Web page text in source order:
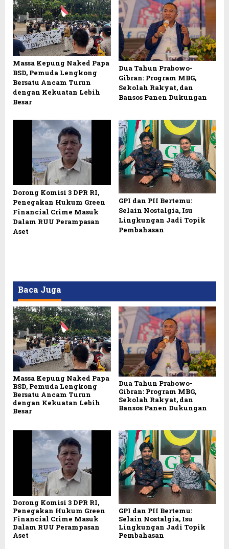
Massa Kepung Naked Papa
BSD, Pemuda Lengkong
Bersatu Ancam Turun
dengan Kekuatan Lebih
Besar
Dua Tahun Prabowo-
Gibran: Program MBG,
Sekolah Rakyat, dan
Bansos Panen Dukungan
Dorong Komisi 3 DPR RI,
Penegakan Hukum Green
Financial Crime Masuk
Dalam RUU Perampasan
Aset
GPI dan PII Bertemu:
Selain Nostalgia, Isu
Lingkungan Jadi Topik
Pembahasan
Baca Juga
Massa Kepung Naked Papa
BSD, Pemuda Lengkong
Bersatu Ancam Turun
dengan Kekuatan Lebih
Besar
Dua Tahun Prabowo-
Gibran: Program MBG,
Sekolah Rakyat, dan
Bansos Panen Dukungan
Dorong Komisi 3 DPR RI,
Penegakan Hukum Green
Financial Crime Masuk
Dalam RUU Perampasan
Aset
GPI dan PII Bertemu:
Selain Nostalgia, Isu
Lingkungan Jadi Topik
Pembahasan